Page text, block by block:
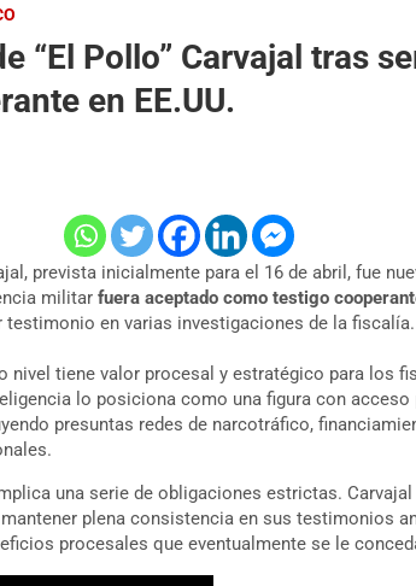
“El Pollo” Carvajal tras
en EE.UU.
prevista inicialmente para el 16 de abril, fue
militar fuera aceptado como testigo
en varias investigaciones de la fiscalía.
nivel tiene valor procesal y estratégico para los
lo posiciona como una figura con
presuntas redes de narcotráfico,
una serie de obligaciones estrictas.
plena consistencia en sus testimonios
procesales que eventualmente se le